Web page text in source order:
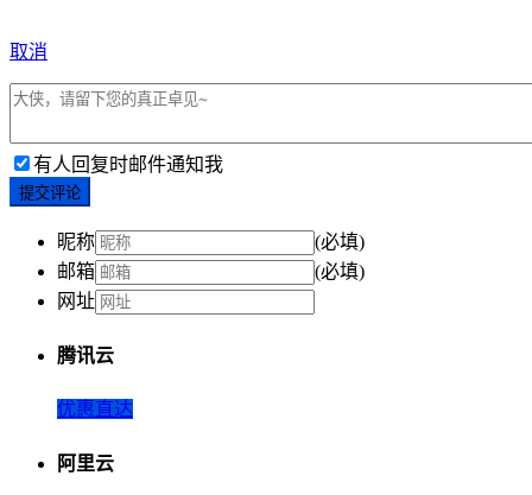
取消
有人回复时邮件通知我
提交评论
昵称
(必填)
邮箱
(必填)
网址
腾讯云
优惠直达
阿里云